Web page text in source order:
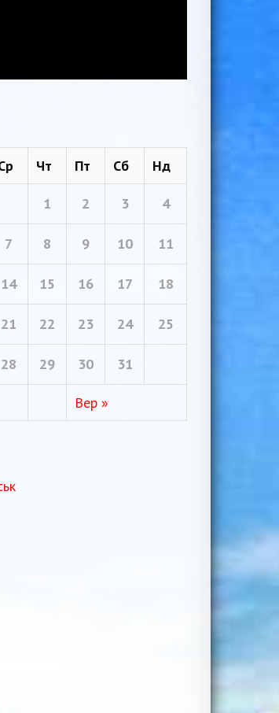
Чт Пт Сб Нд
Вер »
1 2 3 4
7 8 9 10 11
14 15 16 17 18
21 22 23 24 25
28 29 30 31